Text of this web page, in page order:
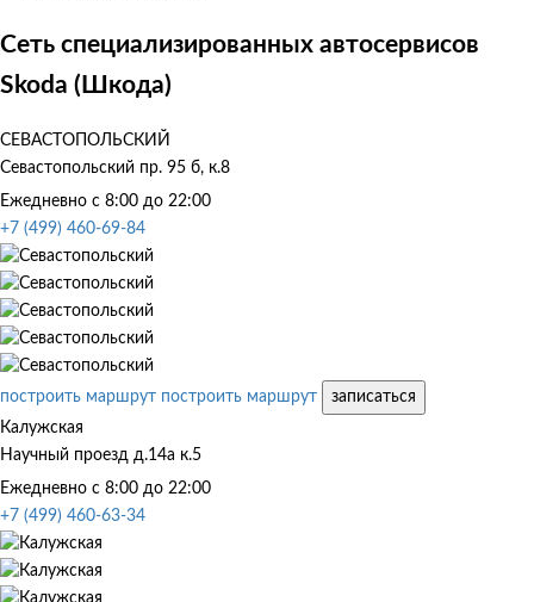
Сеть специализированных автосервисов
Skoda (Шкода)
СЕВАСТОПОЛЬСКИЙ
Севастопольский пр. 95 б, к.8
Ежедневно с 8:00 до 22:00
+7 (499) 460-69-84
построить маршрут построить маршрут
записаться
Калужская
Научный проезд д.14а к.5
Ежедневно с 8:00 до 22:00
+7 (499) 460-63-34